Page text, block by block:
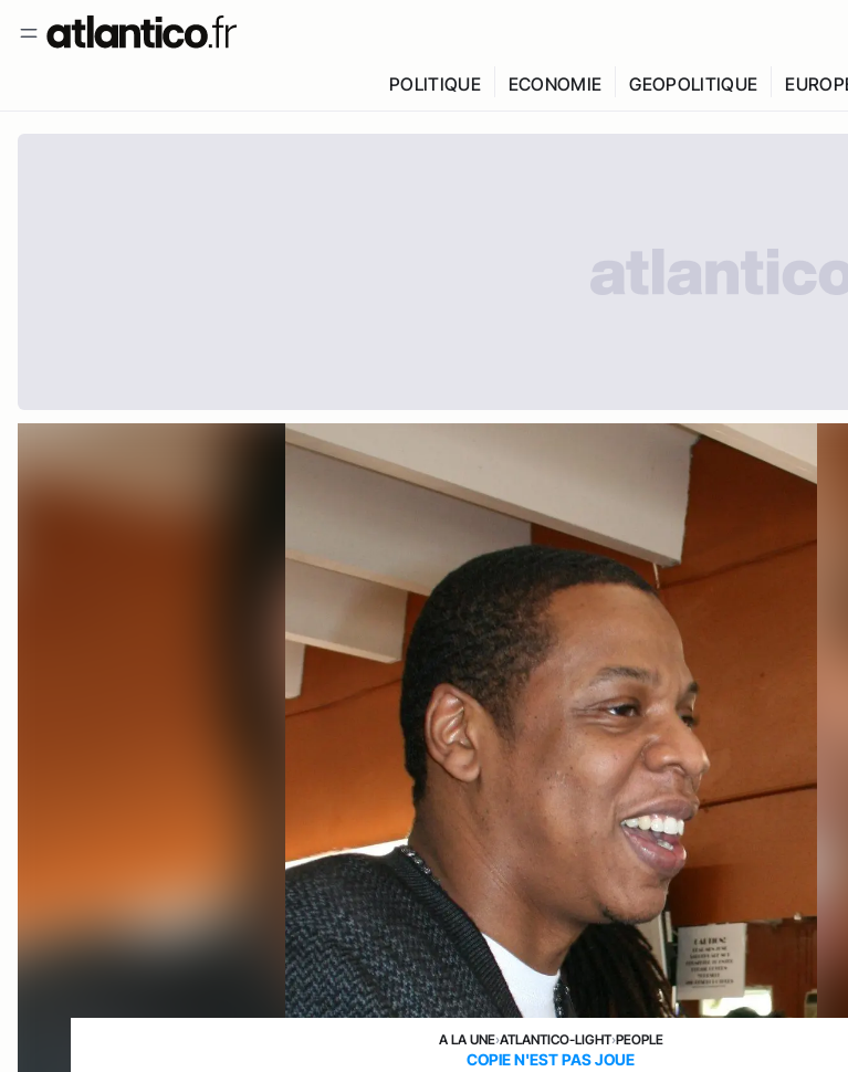
POLITIQUE ECONOMIE GEOPOLITIQUE
A LA UNE›ATLANTICO-LIGHT›PEOPLE
COPIE N'EST PAS JOUE